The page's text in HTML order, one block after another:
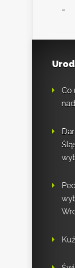
…
Co